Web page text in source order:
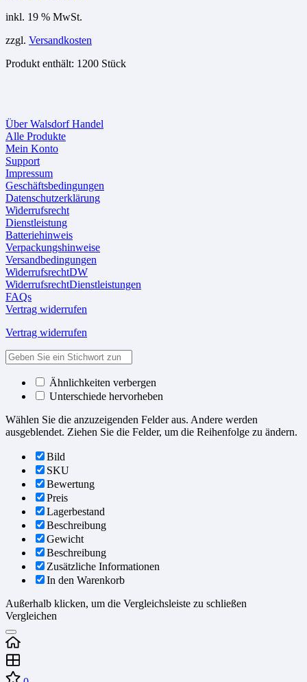
inkl. 19 % MwSt.
zzgl. Versandkosten
Produkt enthält: 1200 Stück
Über Walsdorf Handel
Alle Produkte
Mein Konto
Support
Impressum
Geschäftsbedingungen
Datenschutzerklärung
Widerrufsrecht
Dienstleistung
Batteriehinweis
Verpackungshinweise
Versandbedingungen
WiderrufsrechtDW
WiderrufsrechtDienstleistungen
FAQs
Vertrag widerrufen
Vertrag widerrufen
Ähnlichkeiten verbergen
Unterschiede hervorheben
Wählen Sie die anzuzeigenden Felder aus. Andere werden
ausgeblendet. Ziehen Sie die Felder, um die Reihenfolge zu ändern.
Bild
SKU
Bewertung
Preis
Lagerbestand
Beschreibung
Gewicht
Beschreibung
Zusätzliche Informationen
In den Warenkorb
Außerhalb klicken, um die Vergleichsleiste zu schließen
Vergleichen